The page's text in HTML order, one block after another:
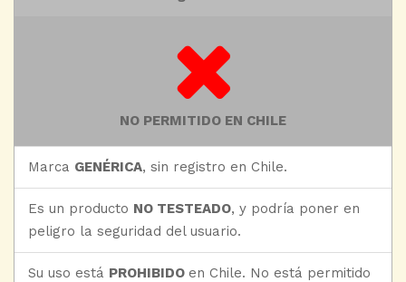
NO PERMITIDO EN CHILE
Marca GENÉRICA, sin registro en Chile.
Es un producto NO TESTEADO, y podría poner en
peligro la seguridad del usuario.
Su uso está PROHIBIDO en Chile. No está permitido